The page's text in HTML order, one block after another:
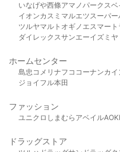
いなげや西條アマノパークスベ
イオンカスミ マルエツスーパ
ツルヤマルト オギノ エスマート
ダイレックスサンエーイズミヤ
ホームセンター
島忠 コメリ ナフコ コーナンカ
ジョイフル本田
ファッション
ユニクロ しまむら アベイルAOKI
ドラッグストア